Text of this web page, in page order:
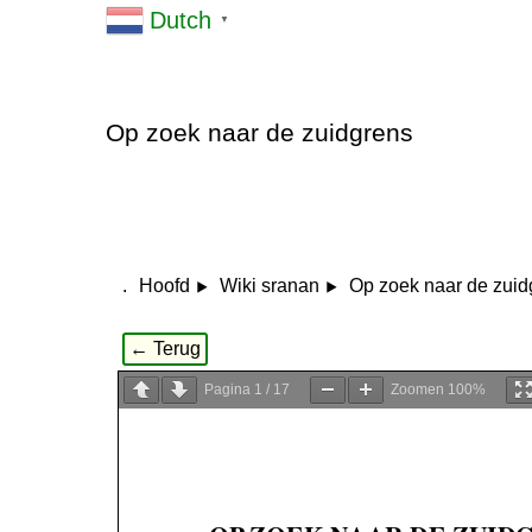
Dutch ▼
Op zoek naar de zuidgrens
. Hoofd Wiki sranan Op zoek naar de
← Terug
Pagina 1 / 17 Zoomen 100%